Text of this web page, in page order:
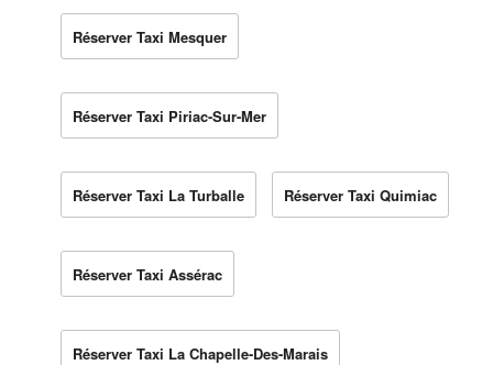
Réserver Taxi Mesquer
Réserver Taxi Piriac-Sur-Mer
Réserver Taxi La Turballe Réserver Taxi Quimiac
Réserver Taxi Assérac
Réserver Taxi La Chapelle-Des-Marais